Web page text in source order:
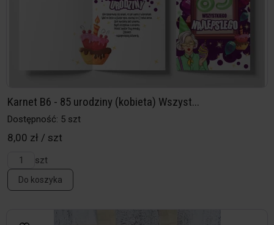
Karnet B6 - 85 urodziny (kobieta) Wszyst...
Dostępność: 5 szt
8,00 zł / szt
szt
Do koszyka